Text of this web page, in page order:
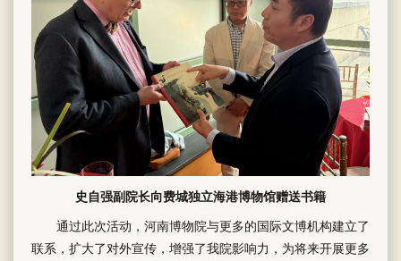
史自强副院长向费城独立海港博物馆赠送书籍
通过此次活动，河南博物院与更多的国际文博机构建立了
联系，扩大了对外宣传，增强了我院影响力，为将来开展更多